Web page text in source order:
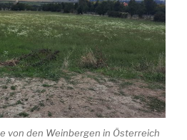
von den Weinbergen in Österreich